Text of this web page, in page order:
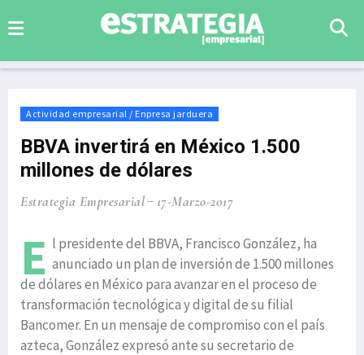
Actividad empresarial / Enpresa jarduera
BBVA invertirá en México 1.500
millones de dólares
Estrategia Empresarial 17-Marzo-2017
E l presidente del BBVA, Francisco González, ha
anunciado un plan de inversión de 1.500 millones
de dólares en México para avanzar en el proceso de
transformación tecnológica y digital de su filial
Bancomer. En un mensaje de compromiso con el país
azteca, González expresó ante su secretario de